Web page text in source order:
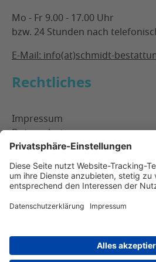
Mo - Fr 9.00 - 17.00 Uhr
bzw. 24 Stunden nach
E-Mail: info(at)schmidt-
Rechtliches
Impressum
Datenschutz
SCHMIDT & CO.
Kurzdarstellung
SCHMIDT & CO. Bestattungen
für Bestattungen mit höchstem
Bestattungsunternehmen in
Tag telefonisch erreichbar.